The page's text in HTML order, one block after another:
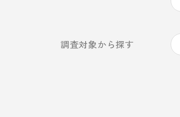
調査対象から探す